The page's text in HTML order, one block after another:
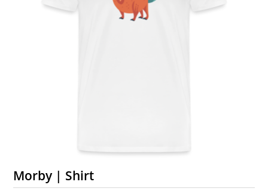
Morby | Shirt